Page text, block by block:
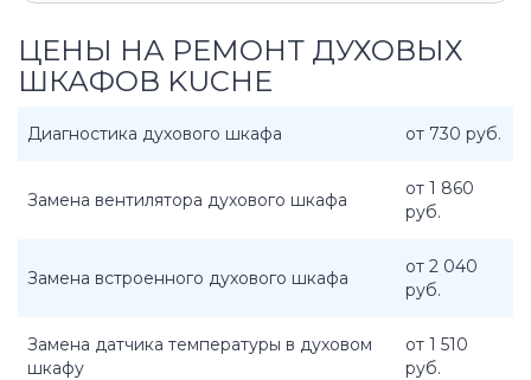
ЦЕНЫ НА РЕМОНТ ДУХОВЫХ
ШКАФОВ KUCHE
Диагностика духового шкафа от 730 руб.
Замена вентилятора духового шкафа
от 1 860
руб.
Замена встроенного духового шкафа
от 2 040
руб.
Замена датчика температуры в духовом
шкафу
от 1 510
руб.